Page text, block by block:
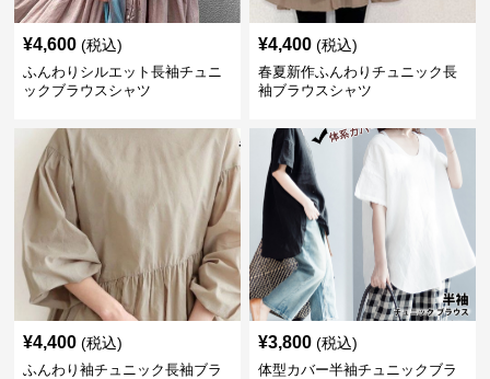
¥4,600 (税込)
ふんわりシルエット長袖チュニ
ックブラウスシャツ
¥4,400 (税込)
春夏新作ふんわりチュニック長
袖ブラウスシャツ
¥4,400 (税込)
ふんわり袖チュニック長袖ブラ
¥3,800 (税込)
体型カバー半袖チュニックブラ